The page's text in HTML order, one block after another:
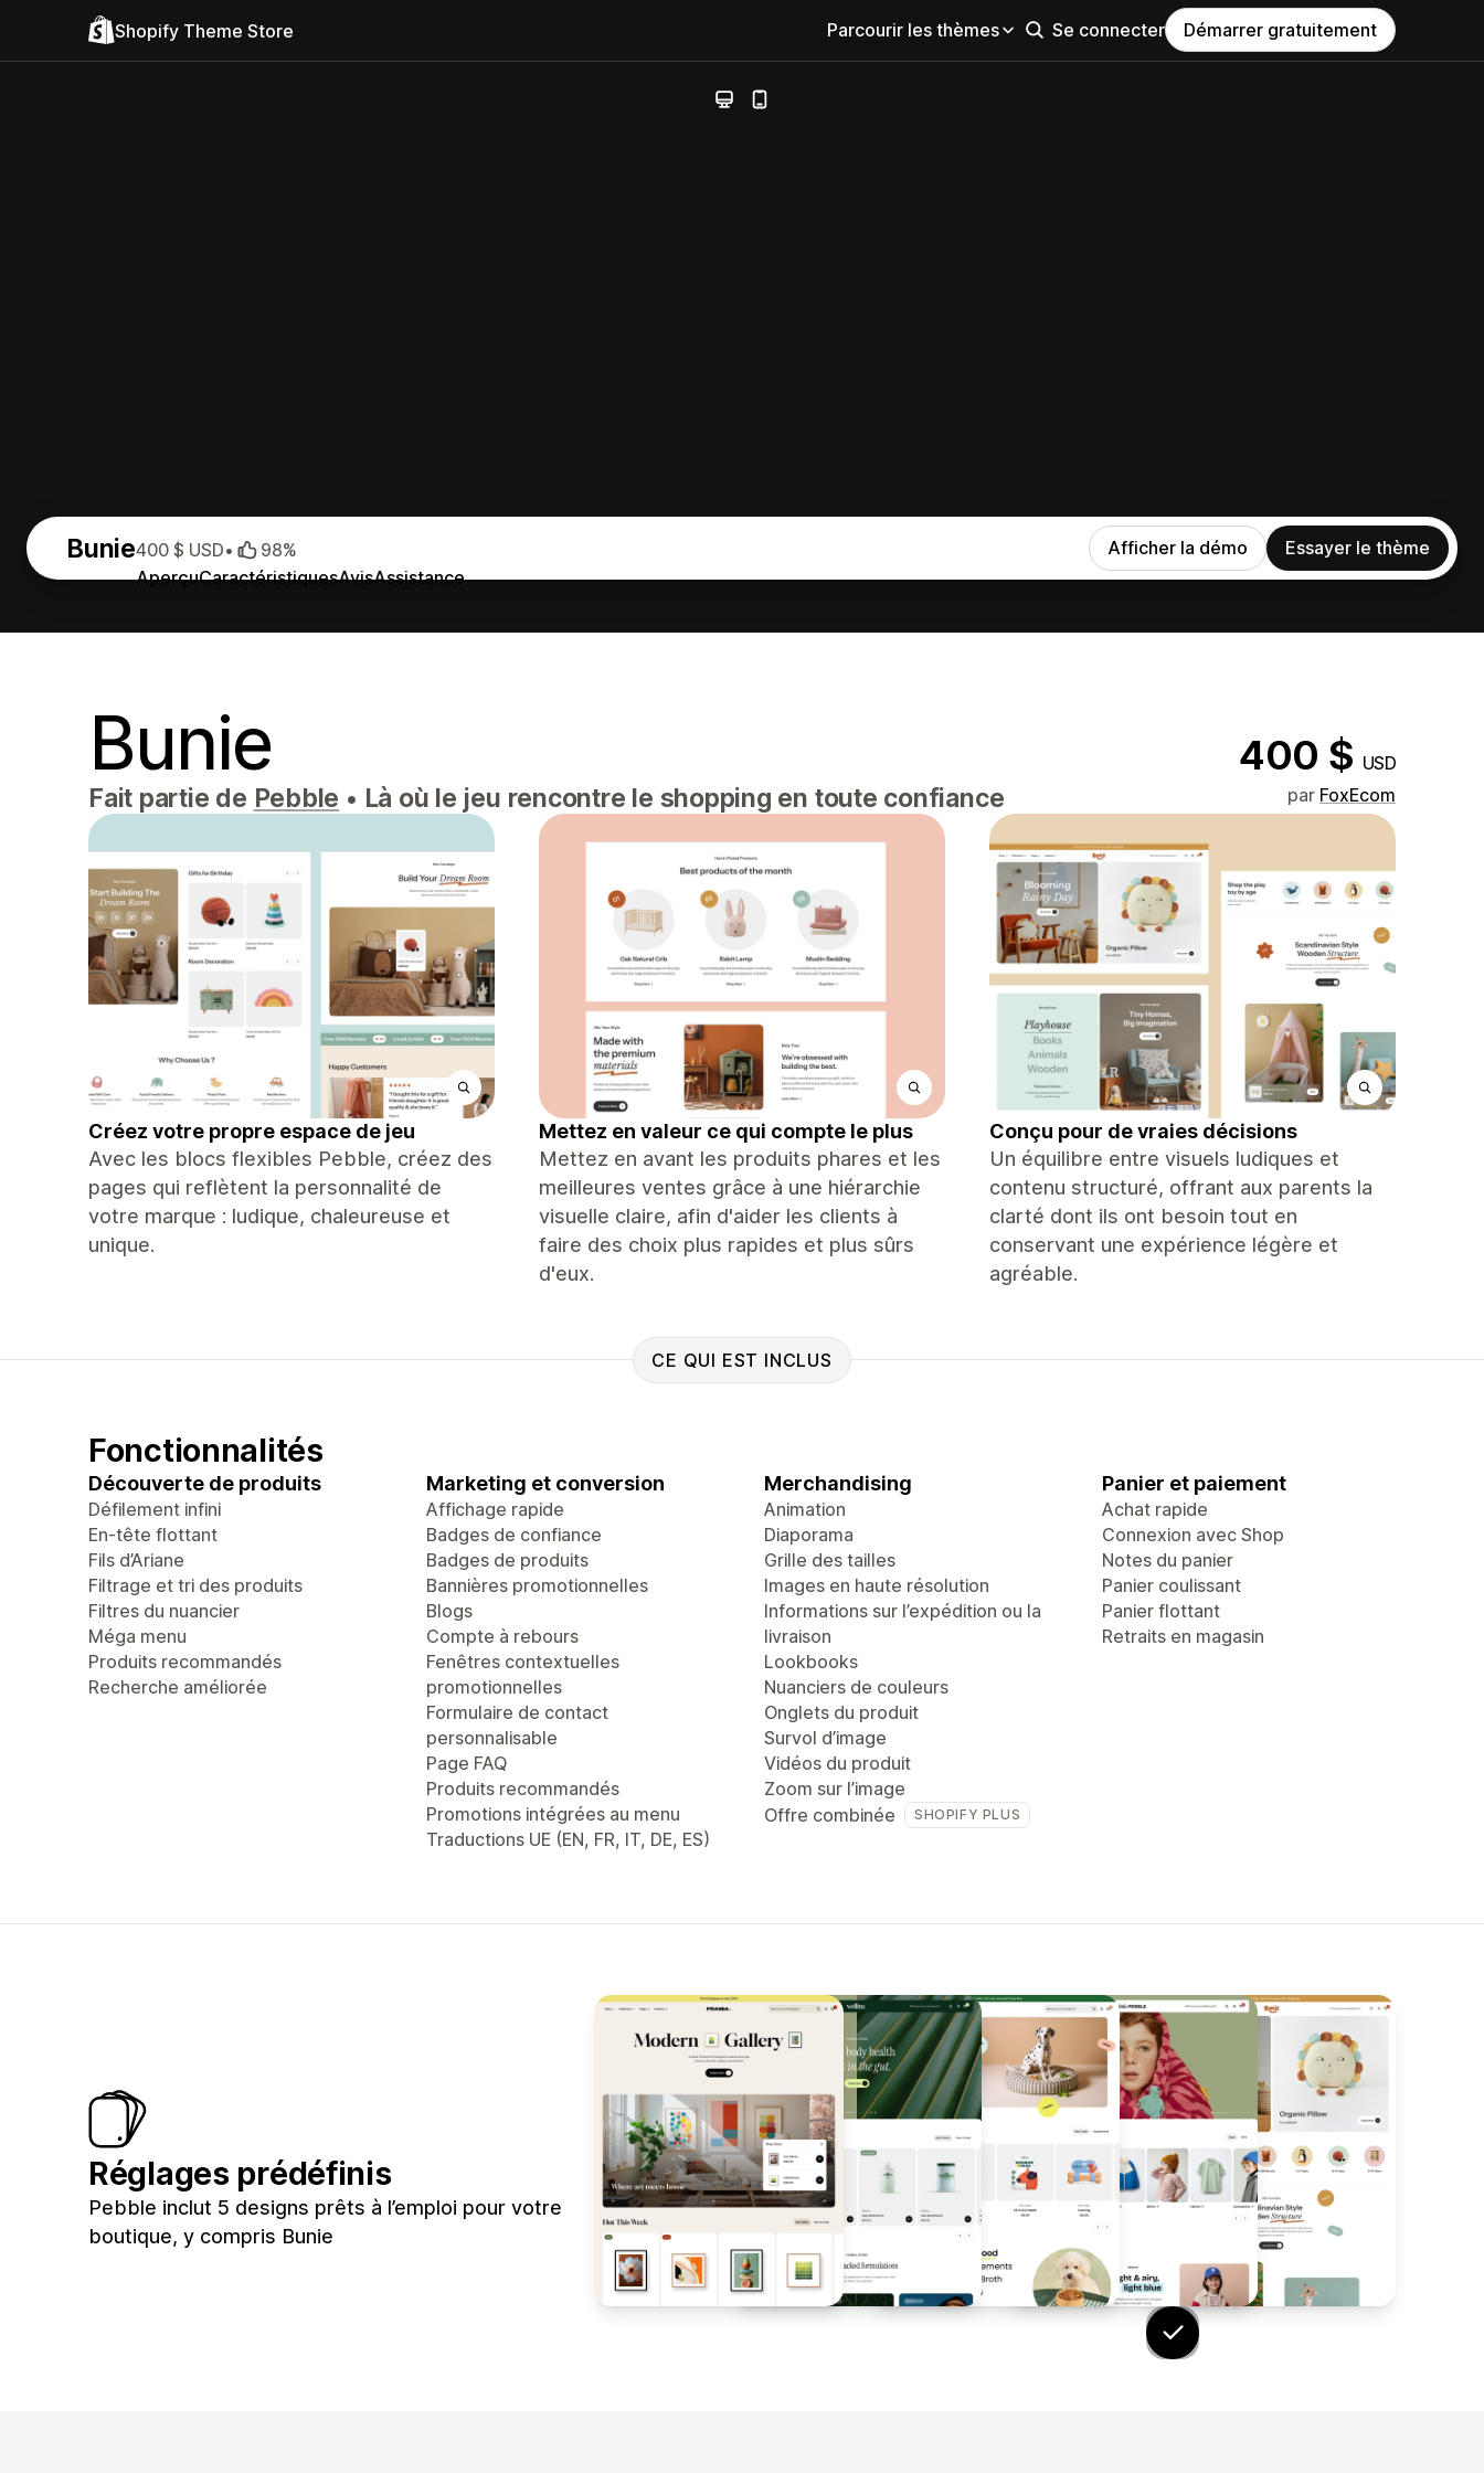
Shopify Theme Store Parcourir les thèmes Se connecter Démarrer gratuitement
Bunie
AperçuCaractéristiquesAvisAssistance
400 $ USD• 98% Afficher la démo Essayer le thème
Bunie 400 $ USD
Fait partie de Pebble • Là où le jeu rencontre le shopping en toute confiance par FoxEcom
Créez votre propre espace de jeu
Avec les blocs flexibles Pebble, créez des
pages qui reflètent la personnalité de
votre marque : ludique, chaleureuse et
unique.
Mettez en valeur ce qui compte le plus
Mettez en avant les produits phares et les
meilleures ventes grâce à une hiérarchie
visuelle claire, afin d'aider les clients à
faire des choix plus rapides et plus sûrs
d'eux.
Conçu pour de vraies décisions
Un équilibre entre visuels ludiques et
contenu structuré, offrant aux parents la
clarté dont ils ont besoin tout en
conservant une expérience légère et
agréable.
CE QUI EST INCLUS
Fonctionnalités
Découverte de produits
Défilement infini
En-tête flottant
Fils d’Ariane
Filtrage et tri des produits
Filtres du nuancier
Méga menu
Produits recommandés
Recherche améliorée
Marketing et conversion
Affichage rapide
Badges de confiance
Badges de produits
Bannières promotionnelles
Blogs
Compte à rebours
Fenêtres contextuelles
promotionnelles
Formulaire de contact
personnalisable
Page FAQ
Produits recommandés
Promotions intégrées au menu
Traductions UE (EN, FR, IT, DE, ES)
Merchandising
Animation
Diaporama
Grille des tailles
Images en haute résolution
Informations sur l’expédition ou la
livraison
Lookbooks
Nuanciers de couleurs
Onglets du produit
Survol d’image
Vidéos du produit
Zoom sur l’image
Offre combinée
SHOPIFY PLUS
Panier et paiement
Achat rapide
Connexion avec Shop
Notes du panier
Panier coulissant
Panier flottant
Retraits en magasin
Réglages prédéfinis
Pebble inclut 5 designs prêts à l’emploi pour votre
boutique, y compris Bunie